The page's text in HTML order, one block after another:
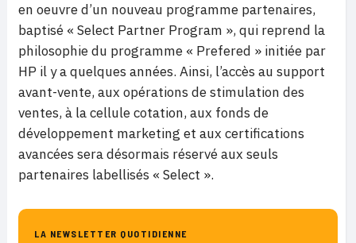
en oeuvre d’un nouveau programme partenaires,
baptisé « Select Partner Program », qui reprend la
philosophie du programme « Prefered » initiée par
HP il y a quelques années. Ainsi, l’accès au support
avant-vente, aux opérations de stimulation des
ventes, à la cellule cotation, aux fonds de
développement marketing et aux certifications
avancées sera désormais réservé aux seuls
partenaires labellisés « Select ».
LA NEWSLETTER QUOTIDIENNE